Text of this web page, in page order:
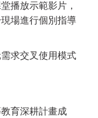
播放示範影片，
場進行個別指導
求交叉使用模式
育深耕計畫成